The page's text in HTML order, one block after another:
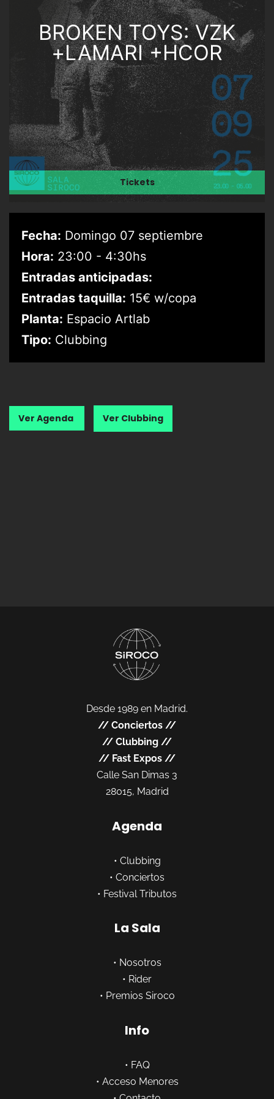
BROKEN TOYS: VZK
+LAMARI +HCOR
Tickets
Fecha: Domingo 07 septiembre
Hora: 23:00 - 4:30hs
Entradas anticipadas:
Entradas taquilla: 15€ w/copa
Planta: Espacio Artlab
Tipo: Clubbing
Ver Agenda Ver Clubbing
Desde 1989 en Madrid.
// Conciertos //
// Clubbing //
// Fast Expos //
Calle San Dimas 3
28015, Madrid
Agenda
• Clubbing
• Conciertos
• Festival Tributos
La Sala
• Nosotros
• Rider
• Premios Siroco
Info
• FAQ
• Acceso Menores